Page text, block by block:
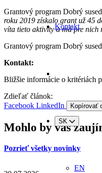
Kontakt
SK
EN
Grantový program Dobrý
roku 2019 získalo grant už 45
víta tieto aktivity a má pre
Grantový program Dobrý
Kontakt:
Bližšie informácie o kritériách
Zdieľať článok:
Facebook LinkedIn Kopírovať
Mohlo by vás
Pozrieť všetky novinky